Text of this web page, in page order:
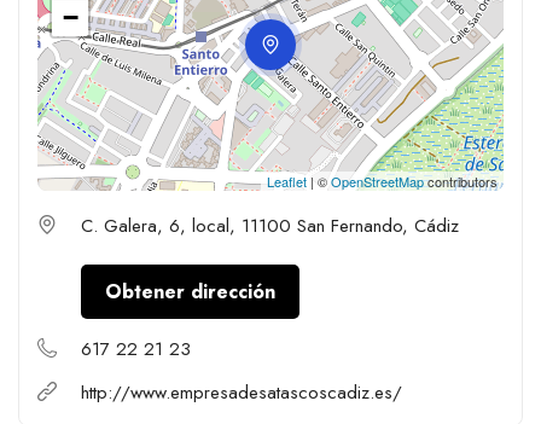
−
Leaflet| ©OpenStreetMapcontributors
C. Galera, 6, local, 11100 San Fernando, Cádiz
Obtener dirección
617 22 21 23
http://www.empresadesatascoscadiz.es/